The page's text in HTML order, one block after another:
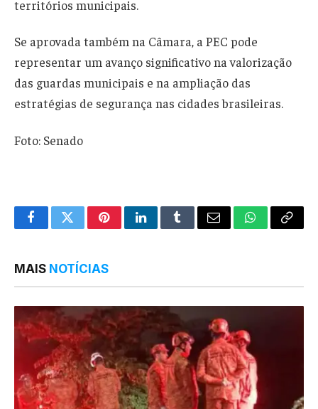
territórios municipais.
Se aprovada também na Câmara, a PEC pode
representar um avanço significativo na valorização
das guardas municipais e na ampliação das
estratégias de segurança nas cidades brasileiras.
Foto: Senado
FacebookTwitterPinterestLinkedInTumblrEmail WhatsApp
Copy
MAIS NOTÍCIAS